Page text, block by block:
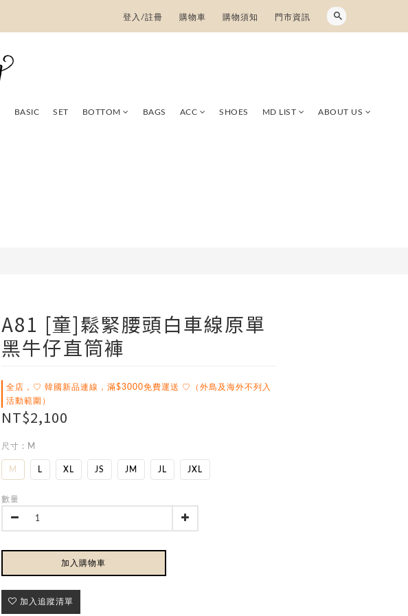
登入/註冊 購物車 購物須知 門市資訊
BASIC SET BOTTOM BAGS ACC SHOES MD LIST ABOUT US
A81 [童]鬆緊腰頭白車線原單
黑牛仔直筒褲
全店，♡ 韓國新品連線，滿$3000免費運送 ♡（外島及海外不列入
活動範圍）
NT$2,100
尺寸 : M
M L XL JS JM JL JXL
數量
加入購物車
加入追蹤清單